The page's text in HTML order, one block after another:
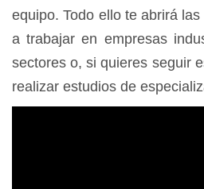
equipo. Todo ello te abrirá
a trabajar en empresas
sectores o, si quieres seguir
realizar estudios de